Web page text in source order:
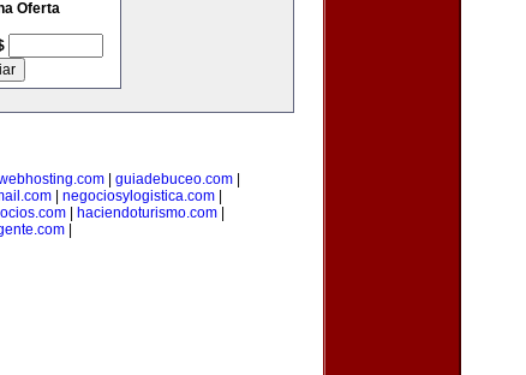
Oferta
guiadebuceo.com
| negociosylogistica.com|
| haciendoturismo.com|
|